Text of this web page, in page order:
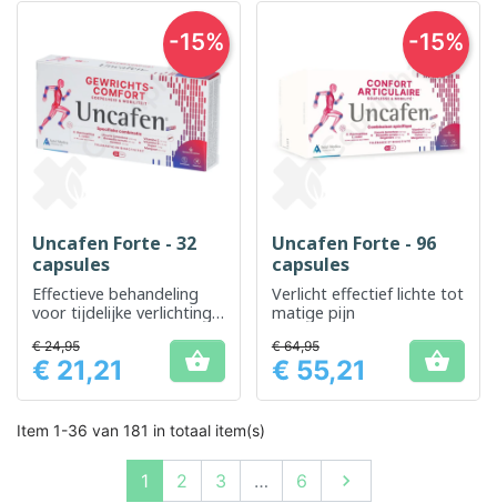
Uncafen Forte - 32
capsules
Effectieve behandeling
voor tijdelijke verlichting
Prijs
€ 24,95
€ 21,21 
-15%
Uncafen Forte - 96
capsules
Verlicht effectief lichte tot
matige pijn
Prijs
€ 64,95
€ 55,21 
-15%
Item 1-36 van 181 in totaal item(s)
1 2 3 … 6 Volgende
